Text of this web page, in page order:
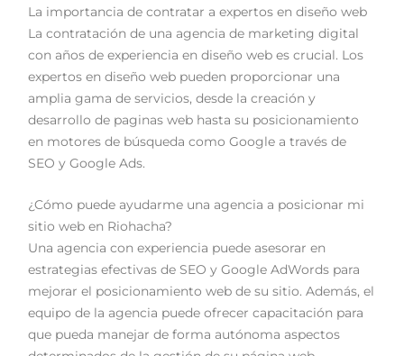
La importancia de contratar a expertos en diseño web
La contratación de una agencia de marketing digital
con años de experiencia en diseño web es crucial. Los
expertos en diseño web pueden proporcionar una
amplia gama de servicios, desde la creación y
desarrollo de paginas web hasta su posicionamiento
en motores de búsqueda como Google a través de
SEO y Google Ads.
¿Cómo puede ayudarme una agencia a posicionar mi
sitio web en Riohacha?
Una agencia con experiencia puede asesorar en
estrategias efectivas de SEO y Google AdWords para
mejorar el posicionamiento web de su sitio. Además, el
equipo de la agencia puede ofrecer capacitación para
que pueda manejar de forma autónoma aspectos